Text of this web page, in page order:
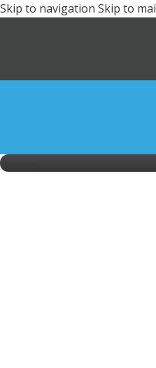
Skip to navigation Skip to
26
Razas